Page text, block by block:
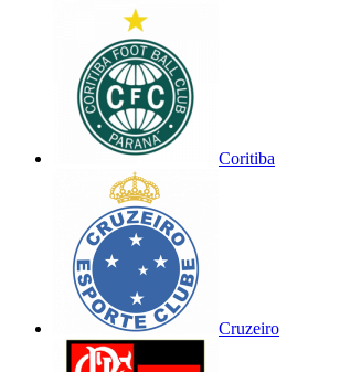
Coritiba
Cruzeiro